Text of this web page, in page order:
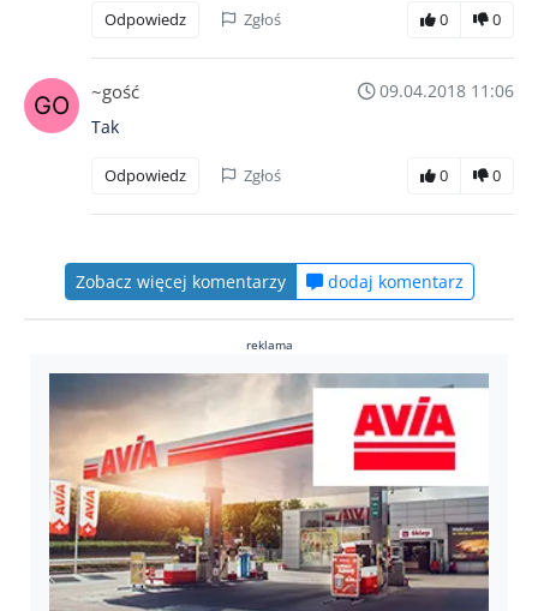
Odpowiedz Zgłoś 0 0
~gość
09.04.2018 11:06
Tak
Odpowiedz Zgłoś 0 0
Zobacz więcej komentarzy dodaj komentarz
reklama